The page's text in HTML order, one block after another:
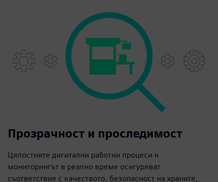
Прозрачност и проследимост
Цялостните дигитални работни процеси и
мониторингът в реално време осигуряват
съответствие с качеството, безопасност на храните,